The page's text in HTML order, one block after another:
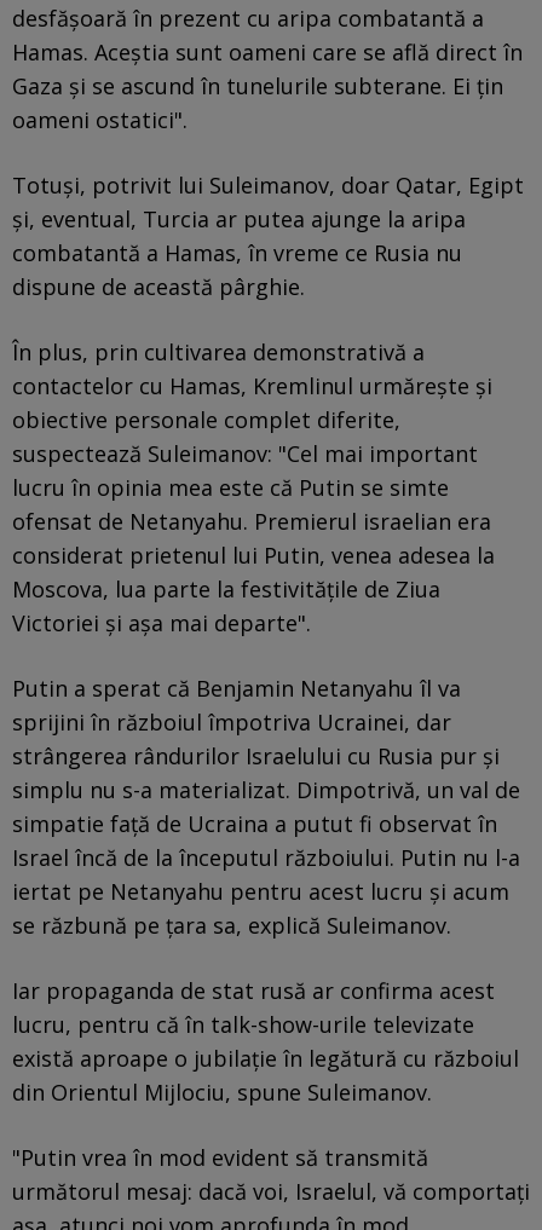
desfășoară în prezent cu aripa combatantă a
Hamas. Aceștia sunt oameni care se află direct în
Gaza și se ascund în tunelurile subterane. Ei țin
oameni ostatici".
Totuși, potrivit lui Suleimanov, doar Qatar, Egipt
și, eventual, Turcia ar putea ajunge la aripa
combatantă a Hamas, în vreme ce Rusia nu
dispune de această pârghie.
În plus, prin cultivarea demonstrativă a
contactelor cu Hamas, Kremlinul urmărește și
obiective personale complet diferite,
suspectează Suleimanov: "Cel mai important
lucru în opinia mea este că Putin se simte
ofensat de Netanyahu. Premierul israelian era
considerat prietenul lui Putin, venea adesea la
Moscova, lua parte la festivitățile de Ziua
Victoriei și așa mai departe".
Putin a sperat că Benjamin Netanyahu îl va
sprijini în războiul împotriva Ucrainei, dar
strângerea rândurilor Israelului cu Rusia pur și
simplu nu s-a materializat. Dimpotrivă, un val de
simpatie față de Ucraina a putut fi observat în
Israel încă de la începutul războiului. Putin nu l-a
iertat pe Netanyahu pentru acest lucru și acum
se răzbună pe țara sa, explică Suleimanov.
Iar propaganda de stat rusă ar confirma acest
lucru, pentru că în talk-show-urile televizate
există aproape o jubilație în legătură cu războiul
din Orientul Mijlociu, spune Suleimanov.
"Putin vrea în mod evident să transmită
următorul mesaj: dacă voi, Israelul, vă comportați